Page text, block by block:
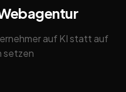
auf KI statt auf
setzen